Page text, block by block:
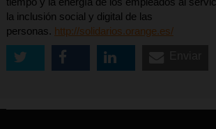
la inclusión social y digital de las
personas. http://solidarios.orange.es/